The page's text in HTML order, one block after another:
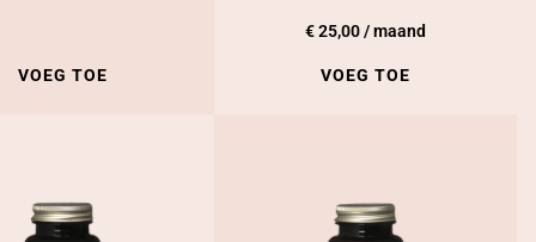
VOEG TOE
€25,00/ maand
VOEG TOE